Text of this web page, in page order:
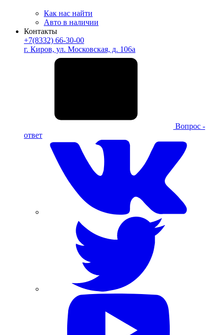
Как нас найти
Авто в наличии
Контакты
+7(8332) 66-30-00
г. Киров, ул. Московская, д. 106а
Вопрос -
ответ